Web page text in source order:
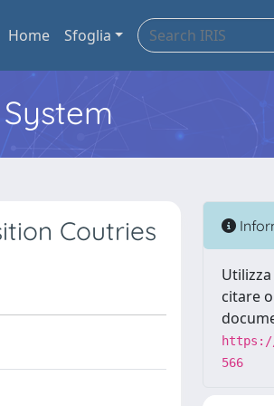
Home Sfoglia
Coutries
citare
566